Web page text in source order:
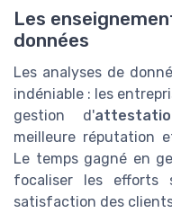
Les
données
Les analyses de
indéniable : les
gestion d'
meilleure réputation
Le temps gagné en
focaliser les
satisfaction des